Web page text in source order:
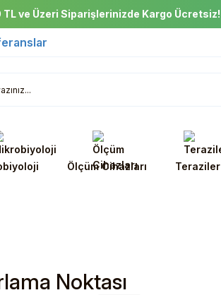
ve Üzeri Siparişlerinizde Kargo Ücretsiz!
Ölçüm Cihazları Teraziler
Noktası